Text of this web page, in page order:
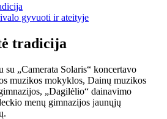
gyvuoti ir ateityje
tradicija
„Camerata Solaris“ koncertavo
muzikos mokyklos, Dainų muzikos
„Dagilėlio“ dainavimo
menų gimnazijos jaunųjų